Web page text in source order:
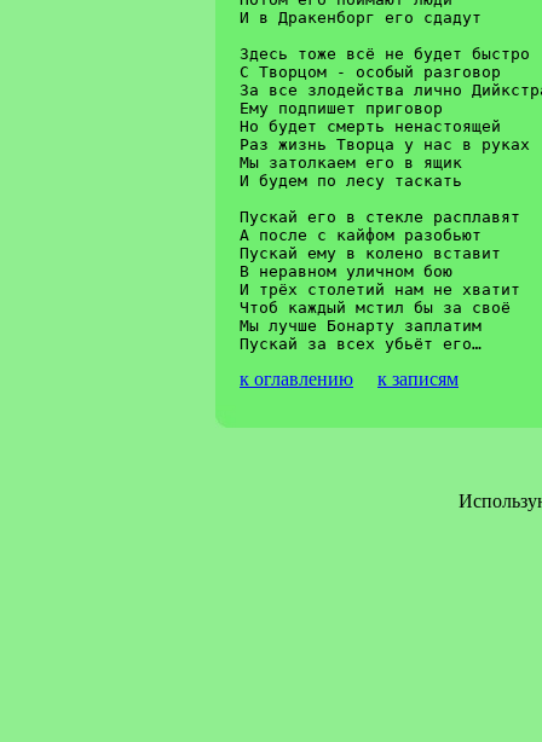
И в Дракенборг его сдадут
Здесь тоже всё не будет быстро
С Творцом - особый разговор
За все злодейства лично
Ему подпишет приговор
Но будет смерть ненастоящей
Раз жизнь Творца у нас в руках
Мы затолкаем его в ящик
И будем по лесу таскать
Пускай его в стекле расплавят
А после с кайфом разобьют
Пускай ему в колено вставит
В неравном уличном бою
И трёх столетий нам не хватит
Чтоб каждый мстил бы за своё
Мы лучше Бонарту заплатим
к оглавлению к записям